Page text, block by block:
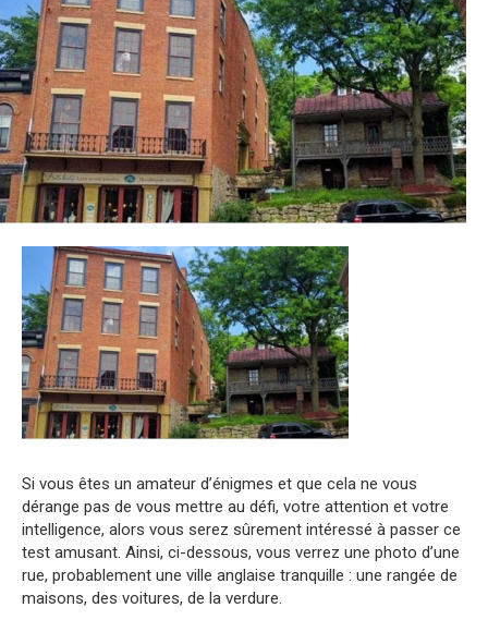
Si vous êtes un amateur d’énigmes et que cela ne vous
dérange pas de vous mettre au défi, votre attention et votre
intelligence, alors vous serez sûrement intéressé à passer ce
test amusant. Ainsi, ci-dessous, vous verrez une photo d’une
rue, probablement une ville anglaise tranquille : une rangée de
maisons, des voitures, de la verdure.